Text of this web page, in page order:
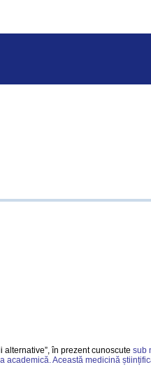
alternative”, în prezent cunoscute sub
academică. Această medicină